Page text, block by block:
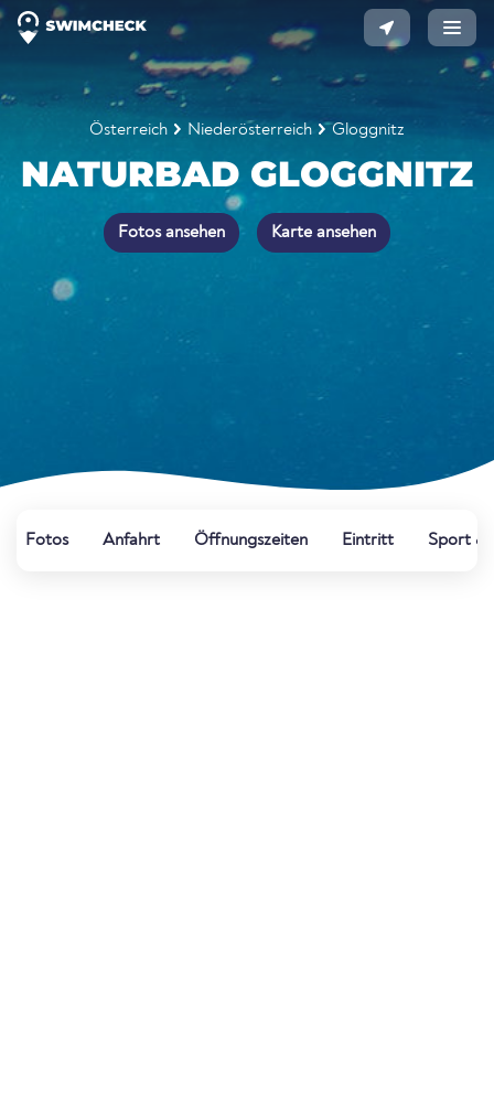
Österreich Niederösterreich Gloggnitz
NATURBAD GLOGGNITZ
Fotos ansehen Karte ansehen
Fotos Anfahrt Öffnungszeiten Eintritt Sport &